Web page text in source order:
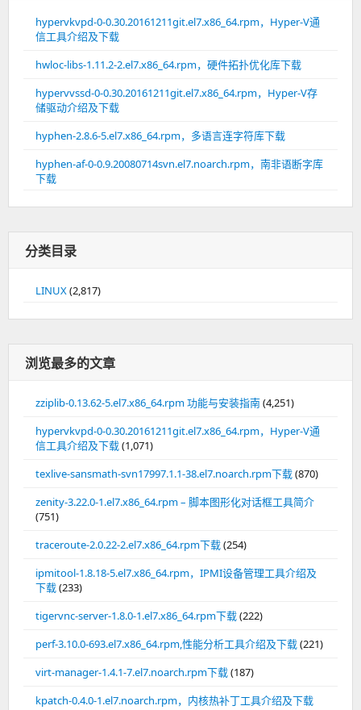
hypervkvpd-0-0.30.20161211git.el7.x86_64.rpm，Hyper-V通
信工具介绍及下载
hwloc-libs-1.11.2-2.el7.x86_64.rpm，硬件拓扑优化库下载
hypervvssd-0-0.30.20161211git.el7.x86_64.rpm，Hyper-V存
储驱动介绍及下载
hyphen-2.8.6-5.el7.x86_64.rpm，多语言连字符库下载
hyphen-af-0-0.9.20080714svn.el7.noarch.rpm，南非语断字库
下载
分类目录
LINUX(2,817)
浏览最多的文章
zziplib-0.13.62-5.el7.x86_64.rpm 功能与安装指南(4,251)
hypervkvpd-0-0.30.20161211git.el7.x86_64.rpm，Hyper-V通
信工具介绍及下载(1,071)
texlive-sansmath-svn17997.1.1-38.el7.noarch.rpm下载(870)
zenity-3.22.0-1.el7.x86_64.rpm – 脚本图形化对话框工具简介
(751)
traceroute-2.0.22-2.el7.x86_64.rpm下载(254)
ipmitool-1.8.18-5.el7.x86_64.rpm，IPMI设备管理工具介绍及
下载(233)
tigervnc-server-1.8.0-1.el7.x86_64.rpm下载(222)
perf-3.10.0-693.el7.x86_64.rpm,性能分析工具介绍及下载(221)
virt-manager-1.4.1-7.el7.noarch.rpm下载(187)
kpatch-0.4.0-1.el7.noarch.rpm，内核热补丁工具介绍及下载